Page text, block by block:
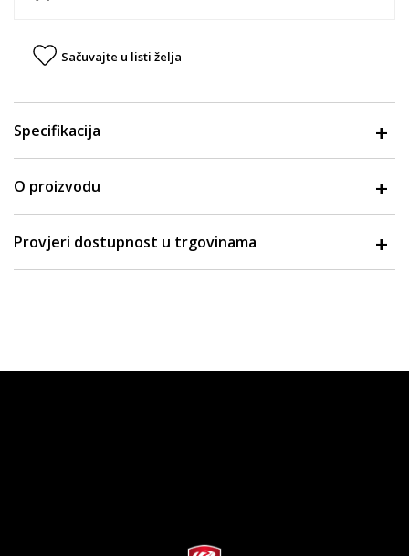
Sačuvajte u listi želja
Specifikacija
O proizvodu
Provjeri dostupnost u trgovinama